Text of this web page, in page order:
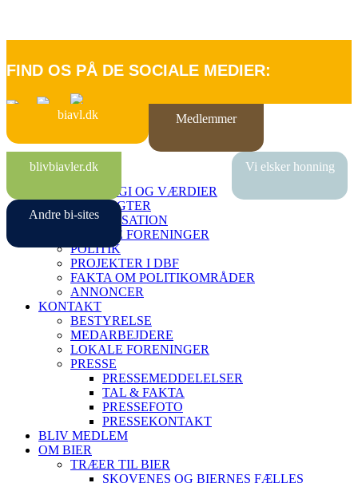
FIND OS PÅ DE SOCIALE MEDIER:
biavl.dk Medlemmer
blivbiavler.dk Vi elsker honning
Andre bi-sites
FORSIDE
STRATEGI OG VÆRDIER
VEDTÆGTER
ORGANISATION
LOKALE FORENINGER
POLITIK
PROJEKTER I DBF
FAKTA OM POLITIKOMRÅDER
ANNONCER
KONTAKT
BESTYRELSE
MEDARBEJDERE
LOKALE FORENINGER
PRESSE
PRESSEMEDDELELSER
TAL & FAKTA
PRESSEFOTO
PRESSEKONTAKT
BLIV MEDLEM
OM BIER
TRÆER TIL BIER
SKOVENES OG BIERNES FÆLLES